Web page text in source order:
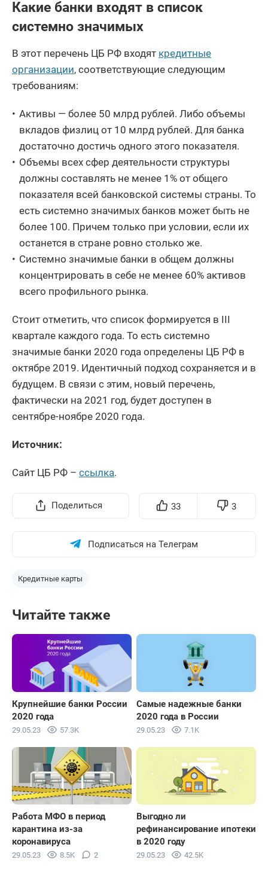
Какие банки входят в список
системно значимых
В этот перечень ЦБ РФ входят кредитные
организации, соответствующие следующим
требованиям:
Активы — более 50 млрд рублей. Либо объемы
вкладов физлиц от 10 млрд рублей. Для банка
достаточно достичь одного этого показателя.
Объемы всех сфер деятельности структуры
должны составлять не менее 1% от общего
показателя всей банковской системы страны. То
есть системно значимых банков может быть не
более 100. Причем только при условии, если их
останется в стране ровно столько же.
Системно значимые банки в общем должны
концентрировать в себе не менее 60% активов
всего профильного рынка.
Стоит отметить, что список формируется в III
квартале каждого года. То есть системно
значимые банки 2020 года определены ЦБ РФ в
октябре 2019. Идентичный подход сохраняется и в
будущем. В связи с этим, новый перечень,
фактически на 2021 год, будет доступен в
сентябре-ноябре 2020 года.
Источник:
Сайт ЦБ РФ – ссылка.
Поделиться 33 3
Подписаться на Телеграм
Кредитные карты
Читайте также
Крупнейшие банки России
2020 года
29.05.23 57.3K
Самые надежные банки
2020 года в России
29.05.23 7.1K
Работа МФО в период
карантина из-за
коронавируса
29.05.23 8.5K 2
Выгодно ли
рефинансирование ипотеки
в 2020 году
29.05.23 42.5K